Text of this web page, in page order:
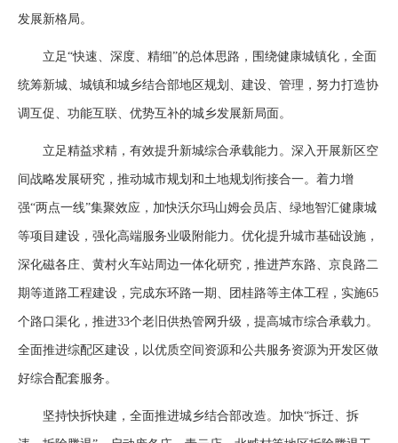
发展新格局。
立足“快速、深度、精细”的总体思路，围绕健康城镇化，全面
统筹新城、城镇和城乡结合部地区规划、建设、管理，努力打造协
调互促、功能互联、优势互补的城乡发展新局面。
立足精益求精，有效提升新城综合承载能力。深入开展新区空
间战略发展研究，推动城市规划和土地规划衔接合一。着力增
强“两点一线”集聚效应，加快沃尔玛山姆会员店、绿地智汇健康城
等项目建设，强化高端服务业吸附能力。优化提升城市基础设施，
深化磁各庄、黄村火车站周边一体化研究，推进芦东路、京良路二
期等道路工程建设，完成东环路一期、团桂路等主体工程，实施65
个路口渠化，推进33个老旧供热管网升级，提高城市综合承载力。
全面推进综配区建设，以优质空间资源和公共服务资源为开发区做
好综合配套服务。
坚持快拆快建，全面推进城乡结合部改造。加快“拆迁、拆